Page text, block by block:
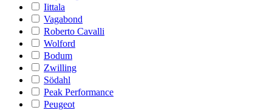
Iittala
Vagabond
Roberto Cavalli
Wolford
Bodum
Zwilling
Södahl
Peak Performance
Peugeot